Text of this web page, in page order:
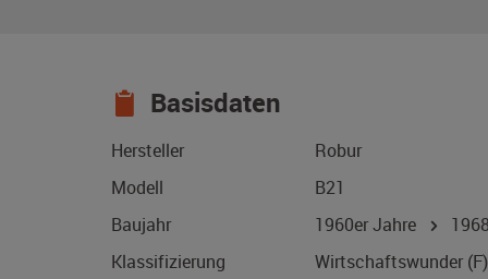
Basisdaten
Hersteller
Robur
Modell
B21
Baujahr
1960er Jahre
Klassifizierung
Wirtschaftswunder (F)